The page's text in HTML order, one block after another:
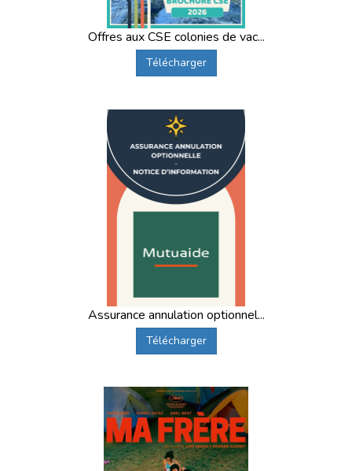
Offres aux CSE colonies de vac...
Télécharger
Assurance annulation optionnel...
Télécharger